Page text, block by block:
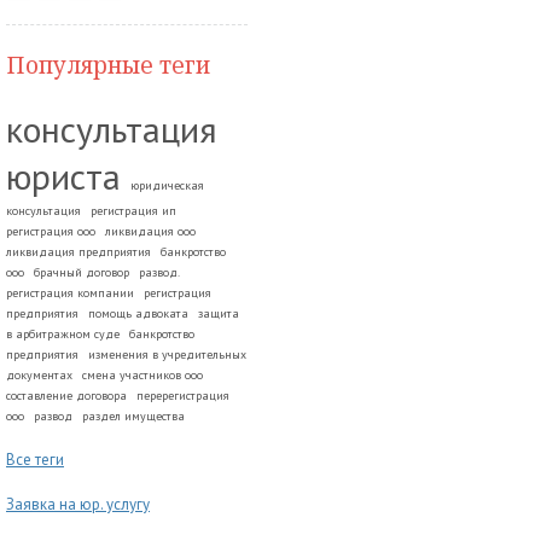
Популярные теги
консультация
юриста
юридическая
консультация
регистрация ип
регистрация ооо
ликвидация ооо
ликвидация предприятия
банкротство
ооо
брачный договор
развод.
регистрация компании
регистрация
предприятия
помощь адвоката
защита
в арбитражном суде
банкротство
предприятия
изменения в учредительных
документах
смена участников ооо
составление договора
перерегистрация
ооо
развод раздел имущества
Все теги
Заявка на юр. услугу